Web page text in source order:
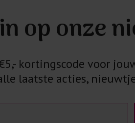
op onze
kortingscode voor
laatste acties,